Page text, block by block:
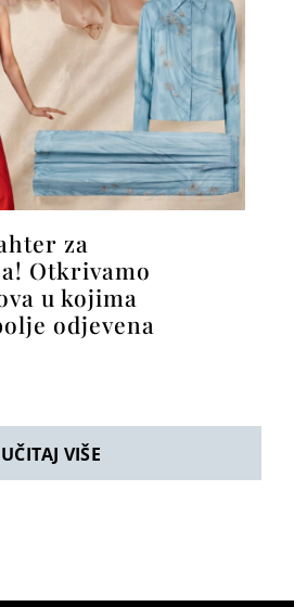
za
Otkrivamo
u kojima
odjevena
UČITAJ VIŠE